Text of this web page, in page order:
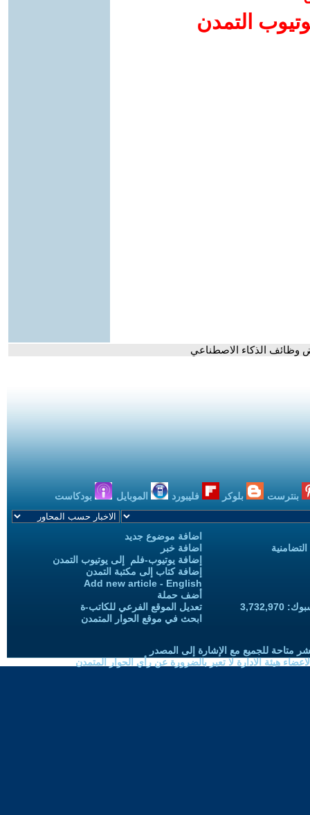
التمدن
وظائف الذكاء الاصطناعي
بنترست بلوكر فليبورد الموبايل بودكاست
اضافة موضوع جديد
اضافة خبر
إضافة يوتيوب-فلم إلى يوتيوب التمدن
إضافة كتاب إلى مكتبة التمدن
Add new article - English
أضف حملة
تعديل الموقع الفرعي للكاتب-ة
ابحث في موقع الحوار المتمدن
متاحة للجميع مع الإشارة إلى المصدر
هيئة الادارة لا تعبر بالضرورة عن رأي الحوار المتمدن